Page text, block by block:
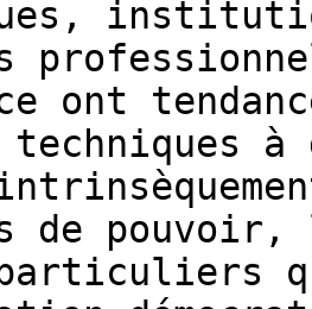
ont
à
de